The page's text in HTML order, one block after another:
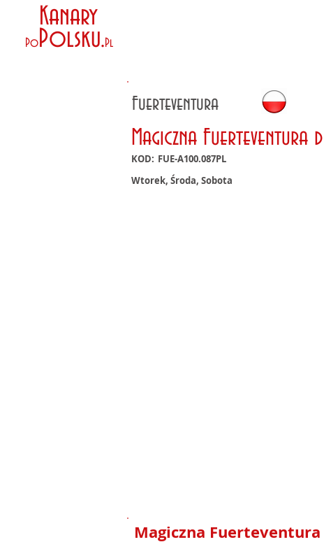
Kanary
PoPolsku.Pl
Fuerteventura
Magiczna Fuerteventura
KOD: FUE-A100.087PL
Wtorek, Środa, Sobota
Magiczna Fuerteventura